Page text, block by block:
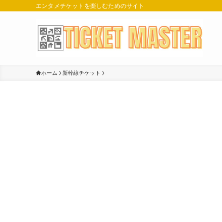
エンタメチケットを楽しむためのサイト
ホーム 新幹線チケット